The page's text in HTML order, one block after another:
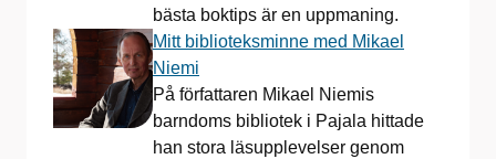
bästa boktips är en uppmaning.
Mitt biblioteksminne med Mikael
Niemi
På författaren Mikael Niemis
barndoms bibliotek i Pajala hittade
han stora läsupplevelser genom